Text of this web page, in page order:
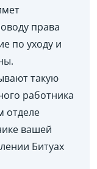
права
по уходу и
такую
работника
отделе
вашей
Битуах